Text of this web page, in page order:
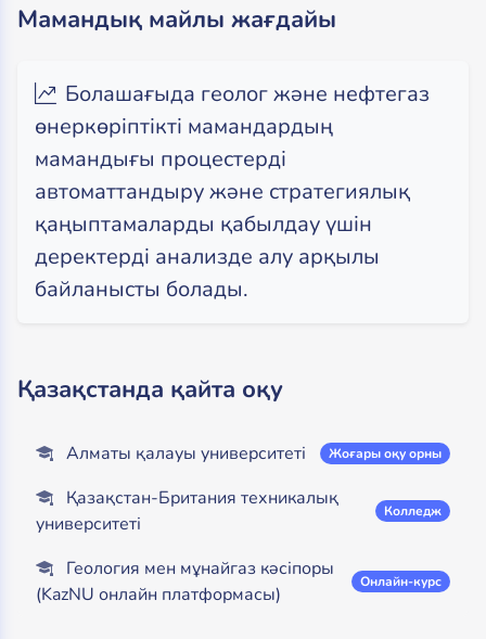
Мамандық майлы жағдайы
Болашағыда геолог және нефтегаз
өнеркөріптікті мамандардың
мамандығы процестерді
автоматтандыру және стратегиялық
қаңыптамаларды қабылдау үшін
деректерді анализде алу арқылы
байланысты болады.
Қазақстанда қайта оқу
Алматы қалауы университеті Жоғары оқу орны
Қазақстан-Британия техникалық
университеті
Колледж
Геология мен мұнайгаз кәсіпоры
(KazNU онлайн платформасы)
Онлайн-курс